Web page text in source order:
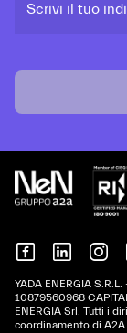
Scrivi il tuo
YADA ENERGIA
10879560968
ENERGIA Srl. Tutti i
coordinamento di A2A